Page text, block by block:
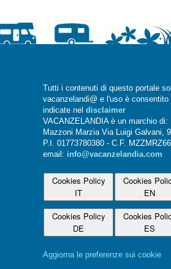
Tutti i contenuti di questo portale
vacanzelandi@ e l'uso è
indicate nel disclaimer
VACANZELANDIA è un marchio di:
Mazzoni Marzia Via Luigi Galvani,
P.I. 01773780380 - C.F.
email: info@vacanzelandia.com
Cookies Policy
IT
Cookies
EN
Cookies Policy
DE
Cookies
ES
Aggiorna le preferenze sui cookie